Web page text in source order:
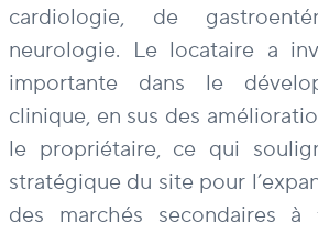
cardiologie, de
neurologie. Le locataire a
importante dans le
clinique, en sus des
le propriétaire, ce qui
stratégique du site pour
des marchés secondaires à